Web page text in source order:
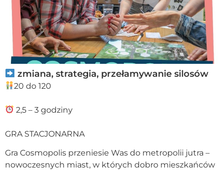
zmiana, strategia, przełamywanie silosów
20 do 120
2,5 – 3 godziny
GRA STACJONARNA
Gra Cosmopolis przeniesie Was do metropolii jutra –
nowoczesnych miast, w których dobro mieszkańców